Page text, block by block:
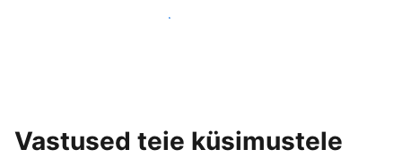
Liitu endaga sarnanevate võõrustajatega
Vastused teie küsimustele